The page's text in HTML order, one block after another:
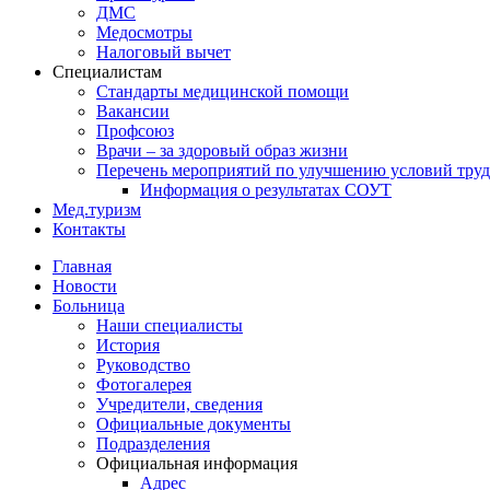
ДМС
Медосмотры
Налоговый вычет
Специалистам
Стандарты медицинской помощи
Вакансии
Профсоюз
Врачи – за здоровый образ жизни
Перечень мероприятий по улучшению условий
Информация о результатах СОУТ
Мед.туризм
Контакты
Главная
Новости
Больница
Наши специалисты
История
Руководство
Фотогалерея
Учредители, сведения
Официальные документы
Подразделения
Официальная информация
Адрес